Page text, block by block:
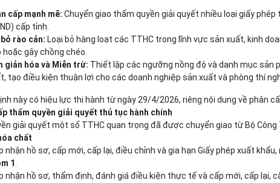
cấp mạnh mẽ: Chuyển giao thẩm quyền giải quyết nhiều loại giấy
cấp tỉnh.
bỏ rào cản: Loại bỏ hàng loạt các TTHC trong lĩnh vực sản xuất, kinh
hoặc gây chồng chéo.
giản hóa và Miễn trừ: Thiết lập các ngưỡng nồng độ và danh mục sản
tạo điều kiện thuận lợi cho các doanh nghiệp sản xuất và phòng thí
này có hiệu lực thi hành từ ngày 29/4/2026, riêng nội dung về phân
thẩm quyền giải quyết thủ tục hành chính
giải quyết một số TTHC quan trọng đã được chuyển giao từ Bộ Công
chất
nhận hồ sơ, cấp mới, cấp lại, điều chỉnh và gia hạn Giấy phép xuất khẩu,
1
nhận hồ sơ, thẩm định, đánh giá điều kiện thực tế và cấp mới, cấp lại,